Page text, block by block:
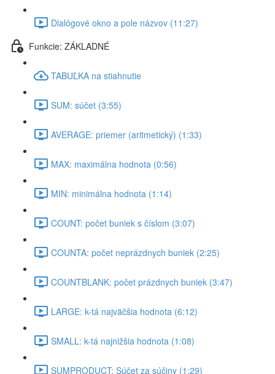
Dialógové okno a pole názvov (11:27)
Funkcie: ZÁKLADNÉ
TABUĽKA na stiahnutie
SUM: súčet (3:55)
AVERAGE: priemer (aritmetický) (1:33)
MAX: maximálna hodnota (0:56)
MIN: minimálna hodnota (1:14)
COUNT: počet buniek s číslom (3:07)
COUNTA: počet neprázdnych buniek (2:25)
COUNTBLANK: počet prázdnych buniek (3:47)
LARGE: k-tá najväčšia hodnota (6:12)
SMALL: k-tá najnižšia hodnota (1:08)
SUMPRODUCT: Súčet za súčiny (1:29)